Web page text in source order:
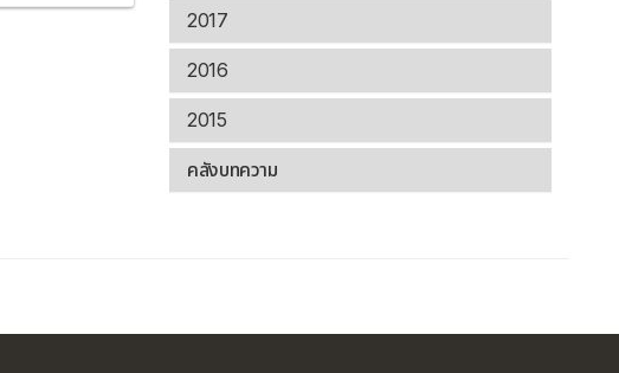
2017
2016
2015
คลังบทความ